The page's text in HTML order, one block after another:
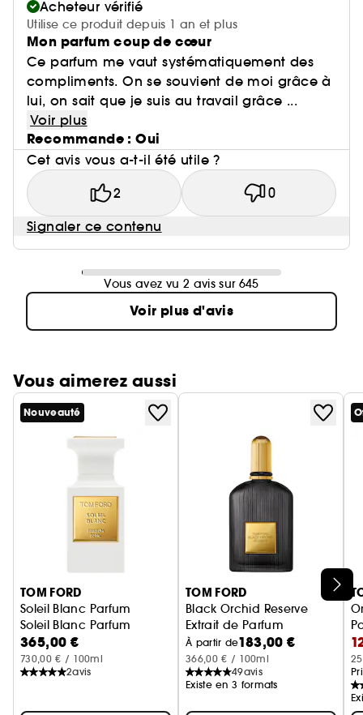
Acheteur vérifié
Utilise ce produit depuis 1 an et plus
Mon parfum coup de cœur
Ce parfum me vaut systématiquement des
compliments. On se souvient de moi grâce à
lui, on sait que je suis au travail grâce ...
Voir plus
Recommande : Oui
Cet avis vous a-t-il été utile ?
2 0
Signaler ce contenu
Vous avez vu 2 avis sur 645
Voir plus d'avis
Vous aimerez aussi
Ignorer le carrousel produits
Nouveauté
TOM FORD
Soleil Blanc Parfum
Soleil Blanc Parfum
365,00 €
730,00 € / 100ml
2avis
TOM FORD
Black Orchid Reserve
Extrait de Parfum
À partir de183,00 €
366,00 € / 100ml
49avis
Existe en 3 formats